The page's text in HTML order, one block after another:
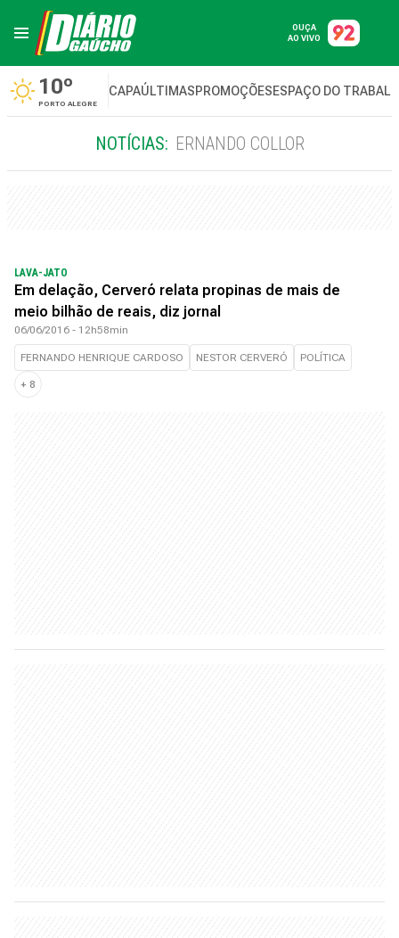
OUÇA
AO VIVO
10º
PORTO ALEGRE
CAPAÚLTIMASPROMOÇÕESESPAÇO DO
NOTÍCIAS: ERNANDO COLLOR
LAVA-JATO
Em delação, Cerveró relata propinas de mais de
meio bilhão de reais, diz jornal
06/06/2016 - 12h58min
FERNANDO HENRIQUE CARDOSO NESTOR CERVERÓ POLÍTICA
+ 8